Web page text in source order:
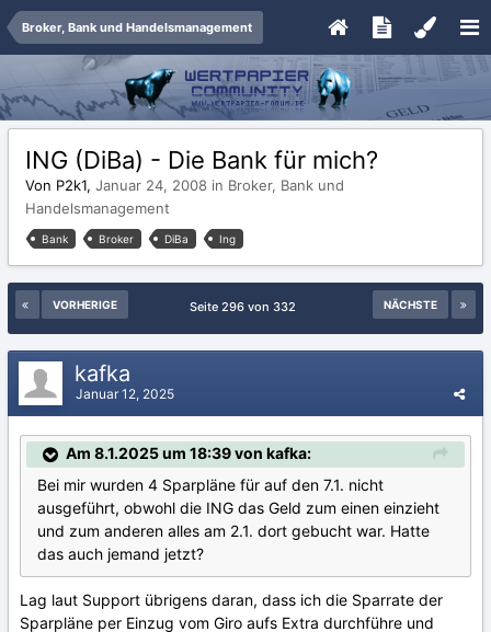
Broker, Bank und Handelsmanagement
ING (DiBa) - Die Bank für mich?
Von P2k1, Januar 24, 2008 in Broker, Bank und
Handelsmanagement
Bank Broker DiBa Ing
VORHERIGE NÄCHSTE
Seite 296 von 332
kafka
Januar 12, 2025
Am 8.1.2025 um 18:39 von kafka:
Bei mir wurden 4 Sparpläne für auf den 7.1. nicht
ausgeführt, obwohl die ING das Geld zum einen einzieht
und zum anderen alles am 2.1. dort gebucht war. Hatte
das auch jemand jetzt?
Lag laut Support übrigens daran, dass ich die Sparrate der
Sparpläne per Einzug vom Giro aufs Extra durchführe und